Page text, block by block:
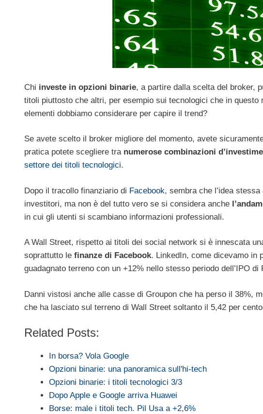
Chi investe in opzioni binarie, a partire dalla scelta del broker,
titoli piuttosto che altri, per esempio sui tecnologici che in questo
elementi dobbiamo considerare per capire il trend?
Se avete scelto il broker migliore del momento, avete
pratica potete scegliere tra numerose combinazioni
settore dei titoli tecnologici.
Dopo il tracollo finanziario di Facebook, sembra che l’idea
investitori, ma non è del tutto vero se si considera anche
in cui gli utenti si scambiano informazioni professionali.
A Wall Street, rispetto ai titoli dei social network si è innescata
soprattutto le finanze di Facebook. LinkedIn, come dicevamo in
guadagnato terreno con un +12% nello stesso periodo dell’IPO di
Danni vistosi anche alle casse di Groupon che ha perso il 38%,
che ha lasciato sul terreno di Wall Street soltanto il 5,42 per
Related Posts:
In borsa? Vola Google
Opzioni binarie: una panoramica sull'hi-tech
Opzioni binarie: i titoli tecnologici 3/3
Dopo Apple e Google arriva Huawei
Borse: male i titoli tech. Pil Usa a +2,6%